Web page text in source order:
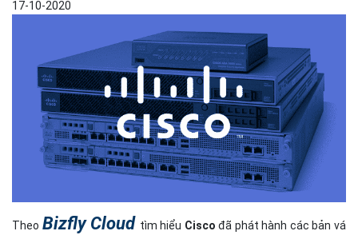
17-10-2020
Theo Bizfly Cloud tìm hiểu Ciscođã phát hành các bản vá